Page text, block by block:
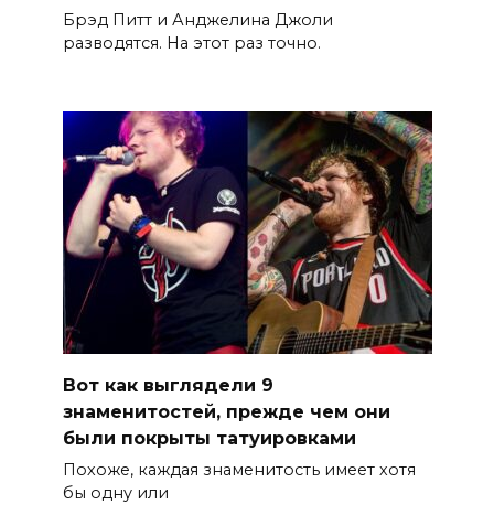
Брэд Питт и Анджелина Джоли
разводятся. На этот раз точно.
Вот как выглядели 9
знаменитостей, прежде чем они
были покрыты татуировками
Похоже, каждая знаменитость имеет хотя
бы одну или